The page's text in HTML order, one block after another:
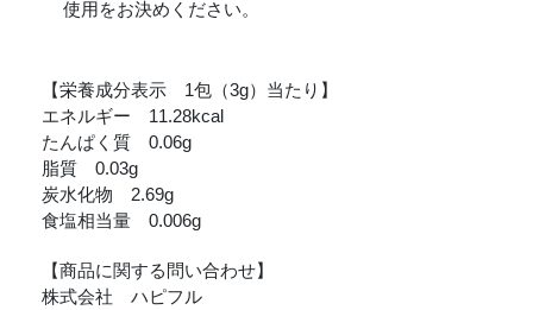
使用をお決めください。
【栄養成分表示 1包（3g）当たり】
エネルギー 11.28kcal
たんぱく質 0.06g
脂質 0.03g
炭水化物 2.69g
食塩相当量 0.006g
【商品に関する問い合わせ】
株式会社 ハピフル